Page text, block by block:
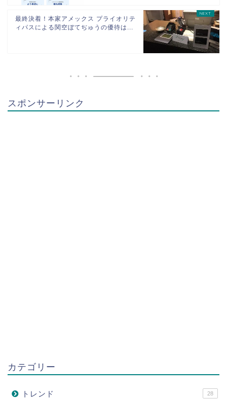
最終決着！本家アメックス プライオリテ
ィパスによる関空ぼてぢゅうの優待は...
スポンサーリンク
カテゴリー
トレンド 28